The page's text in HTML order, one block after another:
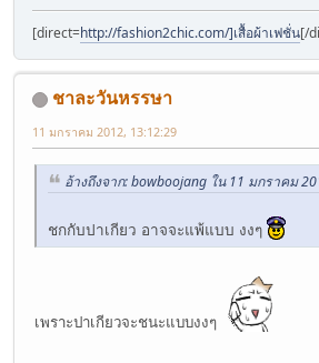
[direct=http://fashion2chic.com/]เสื้อผ้าเฟชั่น[/
ชาละวันหรรษา
11 มกราคม 2012, 13:12:29
อ้างถึงจาก: bowboojang ใน 11 มกราคม
ชกกับปาเกียว อาจจะแพ้แบบ งงๆ
เพราะปาเกียวจะชนะแบบงงๆ